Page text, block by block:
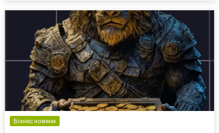
Бізнес новини